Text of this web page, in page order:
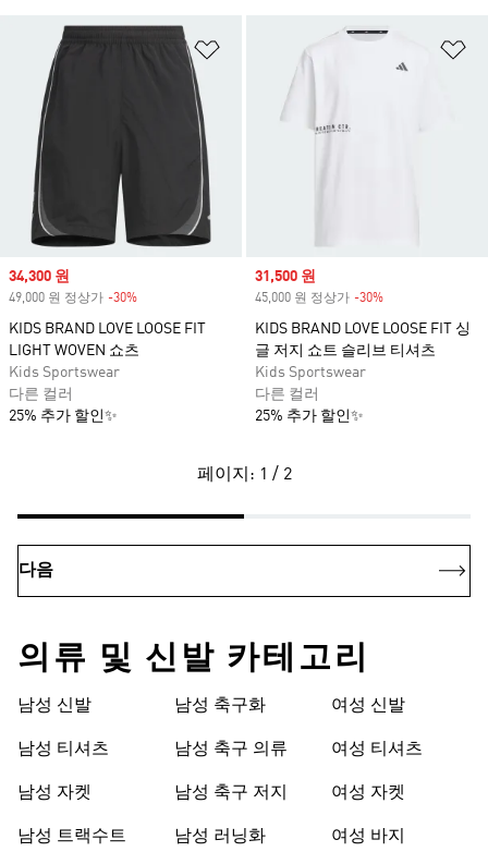
Sale price
34,300 원
49,000 원 정상가 -30%
KIDS BRAND LOVE LOOSE FIT
LIGHT WOVEN 쇼츠
Kids Sportswear
다른 컬러
25% 추가 할인✨
Sale price
31,500 원
45,000 원 정상가 -30%
KIDS BRAND LOVE LOOSE FIT 싱
글 저지 쇼트 슬리브 티셔츠
Kids Sportswear
다른 컬러
25% 추가 할인✨
페이지: 1 / 2
다음
의류 및 신발 카테고리
남성 신발
남성 티셔츠
남성 자켓
남성 트랙수트
남성 축구화
남성 축구 의류
남성 축구 저지
남성 러닝화
여성 신발
여성 티셔츠
여성 자켓
여성 바지